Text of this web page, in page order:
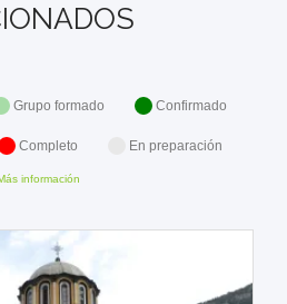
Grupo formado Confirmado
Completo En preparación
información